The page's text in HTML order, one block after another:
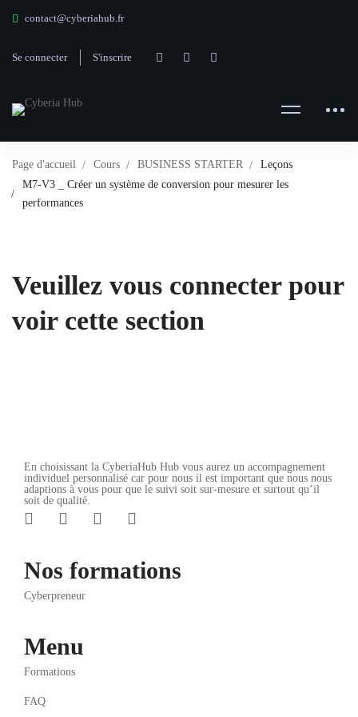
contact@cyberiahub.fr
Se connecter S'inscrire
Page d'accueil Cours BUSINESS STARTER
Leçons
M7-V3 _ Créer un système de conversion pour mesurer les
performances
Veuillez vous connecter pour
voir cette section
En choisissant la CyberiaHub Hub vous aurez un accompagnement
individuel personnalisé car pour nous il est important que nous nous
adaptions à vous pour que le suivi soit sur-mesure et surtout qu’il
soit de qualité.
Nos formations
Cyberpreneur
Menu
Formations
FAQ